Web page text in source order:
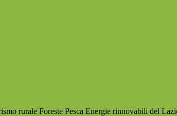
rurale Foreste Pesca Energie rinnovabili del